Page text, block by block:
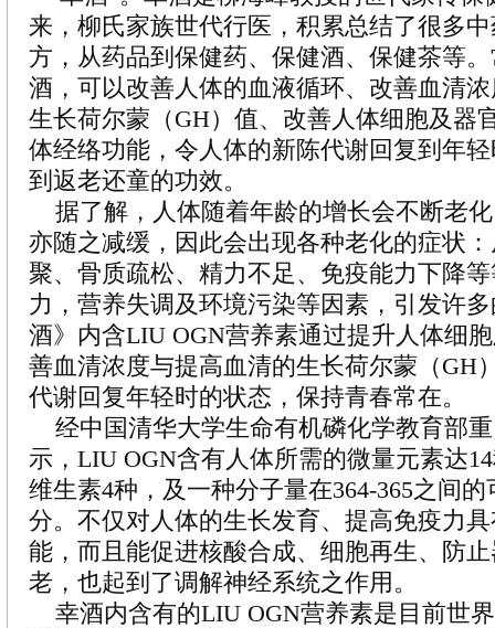
来，柳氏家族世代行医，积累总结了很多
方，从药品到保健药、保健酒、保健茶等
酒，可以改善人体的血液循环、改善血清
生长荷尔蒙（GH）值、改善人体细胞及器
体经络功能，令人体的新陈代谢回复到年
到返老还童的功效。
据了解，人体随着年龄的增长会不断老
亦随之减缓，因此会出现各种老化的症状
聚、骨质疏松、精力不足、免疫能力下降
力，营养失调及环境污染等因素，引发许
酒》内含LIU OGN营养素通过提升人体细
善血清浓度与提高血清的生长荷尔蒙（GH
代谢回复年轻时的状态，保持青春常在。
经中国清华大学生命有机磷化学教育部
示，LIU OGN含有人体所需的微量元素达
维生素4种，及一种分子量在364-365之间
分。不仅对人体的生长发育、提高免疫力
能，而且能促进核酸合成、细胞再生、防
老，也起到了调解神经系统之作用。
幸酒内含有的LIU OGN营养素是目前世